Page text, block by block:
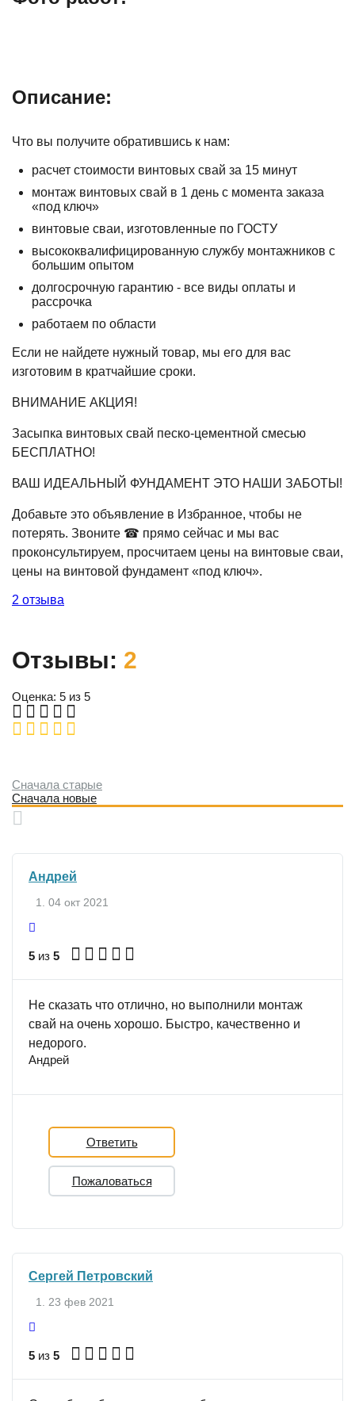
Описание:
Что вы получите обратившись к нам:
расчет стоимости винтовых свай за 15 минут
монтаж винтовых свай в 1 день с момента заказа
«под ключ»
винтовые сваи, изготовленные по ГОСТУ
высококвалифицированную службу монтажников с
большим опытом
долгосрочную гарантию - все виды оплаты и
рассрочка
работаем по области
Если не найдете нужный товар, мы его для вас
изготовим в кратчайшие сроки.
ВНИМАНИЕ АКЦИЯ!
Засыпка винтовых свай песко-цементной смесью
БЕСПЛАТНО!
ВАШ ИДЕАЛЬНЫЙ ФУНДАМЕНТ ЭТО НАШИ ЗАБОТЫ!
Добавьте это объявление в Избранное, чтобы не
потерять. Звоните ☎ прямо сейчас и мы вас
проконсультируем, просчитаем цены на винтовые сваи,
цены на винтовой фундамент «под ключ».
2 отзыва
Отзывы: 2
Оценка: 5 из 5
Сначала старые
Сначала новые
Андрей
04 окт 2021
5 из 5
Не сказать что отлично, но выполнили монтаж
свай на очень хорошо. Быстро, качественно и
недорого.
Андрей
Ответить
Пожаловаться
Сергей Петровский
23 фев 2021
5 из 5